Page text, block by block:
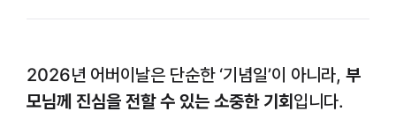
2026년 어버이날은 단순한 ‘기념일’이 아니라, 부
모님께 진심을 전할 수 있는 소중한 기회 입니다.